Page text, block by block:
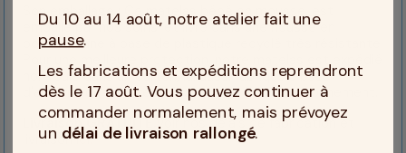
Son emballage : Ce matelas bébé en mousse, est
emballé par nos soins, et livré dans une housse en
polyuréthane à base de plastique recyclé très résistante.
non roulé dans un carton, lui aussi fabriqué à base
d'anciens cartons recyclés, un plus pour l'environnement.
Livraison GRATUITE. Voir nos délais de fabrication et
livraisonici.
Du 10 au 14 août, notre atelier fait une
pause.
Les fabrications et expéditions reprendront
dès le 17 août. Vous pouvez continuer à
commander normalement, mais prévoyez
un délai de livraison rallongé.